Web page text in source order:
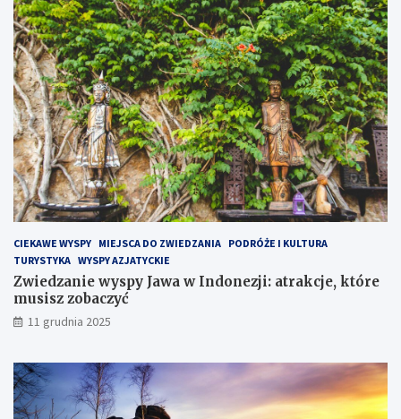
n
a
P
ó
ł
w
y
s
p
i
e
H
e
s
k
i
m
?
CIEKAWE WYSPY MIEJSCA DO ZWIEDZANIA PODRÓŻE I KULTURA
TURYSTYKA WYSPY AZJATYCKIE
Zwiedzanie wyspy Jawa w Indonezji: atrakcje, które
musisz zobaczyć
11 grudnia 2025